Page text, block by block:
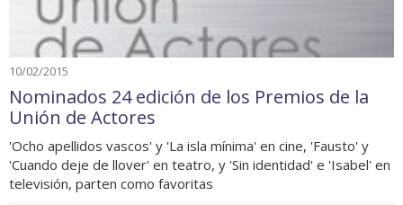
10/02/2015
Nominados 24 edición de los Premios de la
Unión de Actores
'Ocho apellidos vascos' y 'La isla mínima' en cine, 'Fausto' y
'Cuando deje de llover' en teatro, y 'Sin identidad' e 'Isabel' en
televisión, parten como favoritas